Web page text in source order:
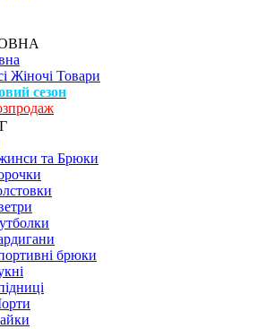
Жіночі Товари
сезон
та Брюки
брюки